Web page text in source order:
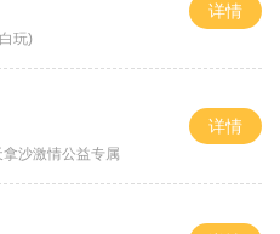
玩)
详情
拿沙激情公益专属
详情